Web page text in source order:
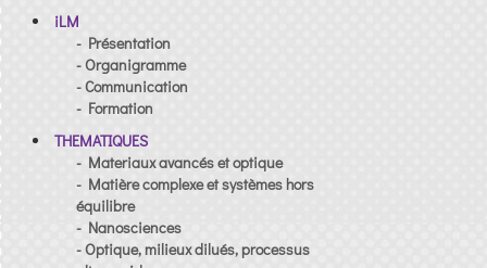
iLM
- Présentation
- Organigramme
- Communication
- Formation
THEMATIQUES
- Materiaux avancés et optique
- Matière complexe et systèmes hors
équilibre
- Nanosciences
- Optique, milieux dilués, processus